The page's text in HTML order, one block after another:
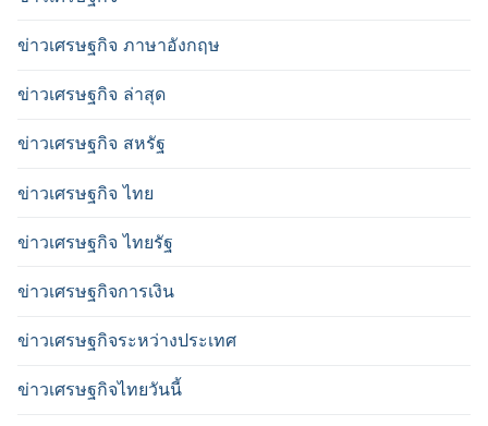
ข่าวเศรษฐกิจ ภาษาอังกฤษ
ข่าวเศรษฐกิจ ล่าสุด
ข่าวเศรษฐกิจ สหรัฐ
ข่าวเศรษฐกิจ ไทย
ข่าวเศรษฐกิจ ไทยรัฐ
ข่าวเศรษฐกิจการเงิน
ข่าวเศรษฐกิจระหว่างประเทศ
ข่าวเศรษฐกิจไทยวันนี้